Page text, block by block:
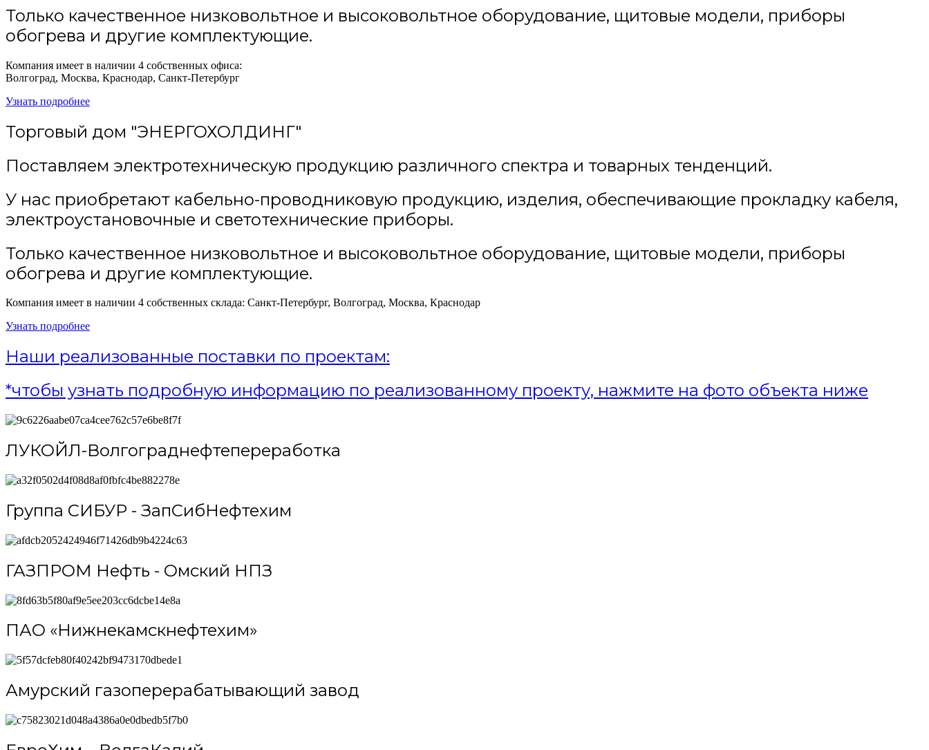
Только качественное низковольтное и высоковольтное оборудование, щитовые модели, приборы
обогрева и другие комплектующие.
Компания имеет в наличии 4 собственных офиса:
Волгоград, Москва, Краснодар, Санкт-Петербург
Узнать подробнее
Торговый дом "ЭНЕРГОХОЛДИНГ"
Поставляем электротехническую продукцию различного спектра и товарных тенденций.
У нас приобретают кабельно-проводниковую продукцию, изделия, обеспечивающие прокладку кабеля,
электроустановочные и светотехнические приборы.
Только качественное низковольтное и высоковольтное оборудование, щитовые модели, приборы
обогрева и другие комплектующие.
Компания имеет в наличии 4 собственных склада: Санкт-Петербург, Волгоград, Москва, Краснодар
Узнать подробнее
Наши реализованные поставки по проектам:
*чтобы узнать подробную информацию по реализованному проекту, нажмите на фото объекта ниже
ЛУКОЙЛ-Волгограднефтепереработка
Группа СИБУР - ЗапСибНефтехим
ГАЗПРОМ Нефть - Омский НПЗ
ПАО «Нижнекамскнефтехим»
Амурский газоперерабатывающий завод